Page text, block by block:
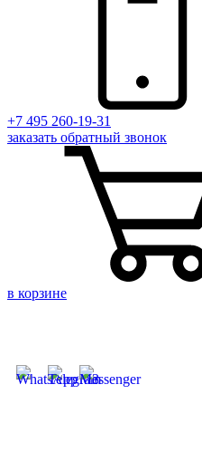
+7 495 260-19-31
заказать обратный звонок
в корзине